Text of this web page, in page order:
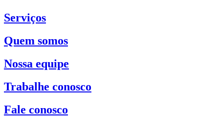
Serviços
Quem somos
Nossa equipe
Trabalhe conosco
Fale conosco